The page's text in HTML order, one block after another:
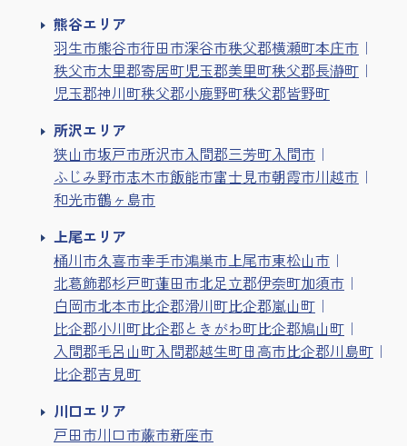
熊谷エリア
羽生市熊谷市行田市深谷市秩父郡横瀬町本庄市
秩父市大里郡寄居町児玉郡美里町秩父郡長瀞町
児玉郡神川町秩父郡小鹿野町秩父郡皆野町
所沢エリア
狭山市坂戸市所沢市入間郡三芳町入間市
ふじみ野市志木市飯能市富士見市朝霞市川越市
和光市鶴ヶ島市
上尾エリア
桶川市久喜市幸手市鴻巣市 上尾市東松山市
北葛飾郡杉戸町蓮田市北足立郡伊奈町加須市
白岡市北本市比企郡滑川町比企郡嵐山町
比企郡小川町比企郡ときがわ町比企郡鳩山町
入間郡毛呂山町入間郡越生町日高市比企郡川島町
比企郡吉見町
川口エリア
戸田市川口市蕨市新座市